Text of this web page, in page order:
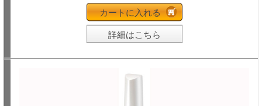
カートに入れる
詳細はこちら